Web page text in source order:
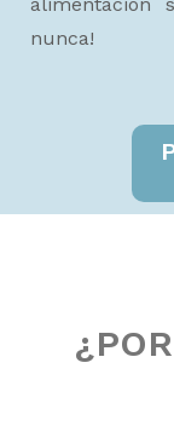
nunca!